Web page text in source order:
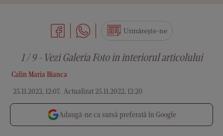
Calin Maria Bianca
25.11.2022, 12:07. Actualizat 25.11.2022, 12:20
Urmărește-ne
1 / 9 - Vezi Galeria Foto in interiorul articolului
Adaugă-ne ca sursă preferată în Google